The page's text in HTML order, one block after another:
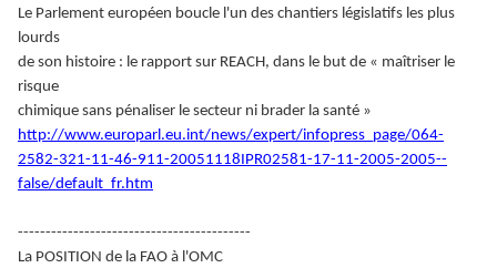
Le Parlement européen boucle l'un des chantiers législatifs les plus
lourds
de son histoire : le rapport sur REACH, dans le but de « maîtriser le
risque
chimique sans pénaliser le secteur ni brader la santé »
http://www.europarl.eu.int/news/expert/infopress_page/064-
2582-321-11-46-911-20051118IPR02581-17-11-2005-2005--
false/default_fr.htm
------------------------------------------
La POSITION de la FAO à l'OMC